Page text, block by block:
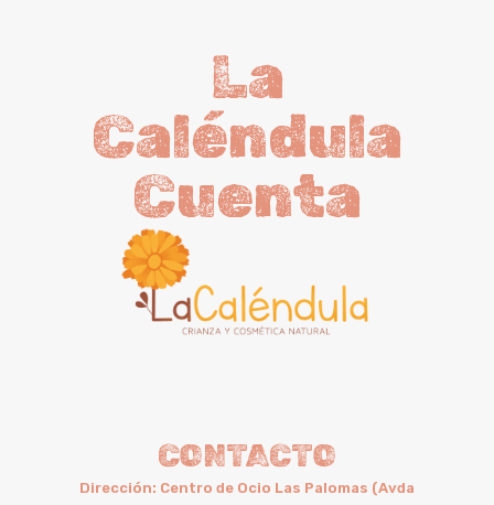
La
Caléndula
Cuenta
CONTACTO
Dirección: Centro de Ocio Las Palomas (Avda